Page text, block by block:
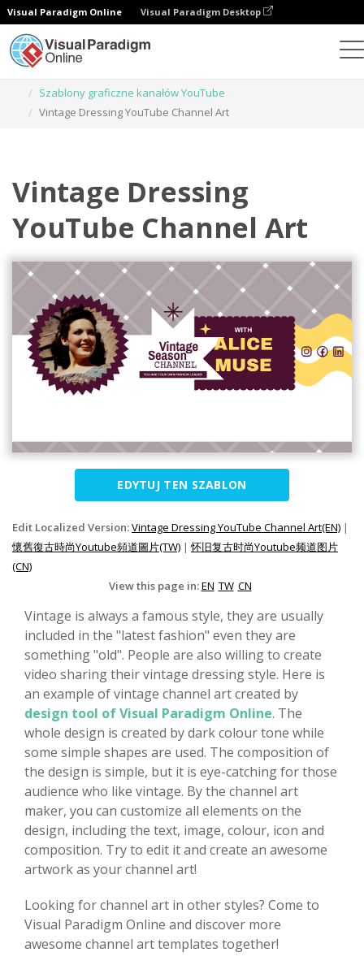
Visual Paradigm Online Visual Paradigm Desktop
Szablony graficzne kanałów YouTube
Vintage Dressing YouTube Channel Art
Vintage Dressing
YouTube Channel Art
EDYTUJ TEN SZABLON
Edit Localized Version:Vintage Dressing YouTube Channel Art(EN) |
懷舊復古時尚Youtube頻道圖片(TW) |怀旧复古时尚Youtube频道图片
(CN)
View this page in:EN TW CN
Vintage is always a famous style, they are usually
included in the "latest fashion" even they are
something "old". People are also willing to create
video sharing their vintage dressing style. Here is
an example of vintage channel art created by
design tool of Visual Paradigm Online. The
whole design is created by dark colour tone while
some simple shapes are used. The composition of
the design is simple, but it is eye-catching for those
audience who like vintage. By the channel art
maker, you can customize all elements on the
design, including the text, image, colour, icon and
composition. Try to edit it and create an awesome
artwork as your channel art!
Looking for channel art in other styles? Come to
Visual Paradigm Online and discover more
awesome channel art templates together!